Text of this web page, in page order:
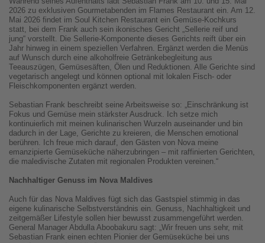
2026 zu exklusiven Gourmetabenden im Flames Restaurant ein. Am 12.
Mai 2026 findet im Soul Kitchen Restaurant ein Gemüse-Kochkurs
statt, bei dem Frank auch sein ikonisches Gericht „Sellerie reif und
jung“ vorstellt. Die Sellerie-Komponente dieses Gerichts reift über ein
Jahr hinweg in einem speziellen Verfahren. Ergänzt werden die Menüs
auf Wunsch durch eine alkoholfreie Getränkebegleitung aus
Teeauszügen, Gemüsesäften, Ölen und Reduktionen. Alle Gerichte sind
vegetarisch angelegt und können optional mit lokalen Fisch- oder
Fleischkomponenten ergänzt werden.
Sebastian Frank beschreibt seine Arbeitsweise so: „Einschränkung ist
Fokus und Gemüse mein stärkster Ausdruck. Ich setze mich
kontinuierlich mit meinen kulinarischen Wurzeln auseinander und bin
dadurch in der Lage, Gerichte zu kreieren, die Menschen emotional
berühren. Ich freue mich darauf, den Gästen von Nova meine
emanzipierte Gemüseküche näherzubringen – mit raffinierten Gerichten,
die maledivische Zutaten mit regionalen Produkten vereinen.“
Nachhaltiger Genuss im Nova Maldives
Auch für das Nova Maldives fügt sich das Gastspiel stimmig in das
eigene kulinarische Selbstverständnis ein. Genuss, Nachhaltigkeit und
zeitgemäßer Lifestyle sollen hier bewusst zusammengeführt werden.
General Manager Abdulla Aboobakuru sagt: „Wir freuen uns sehr, mit
Sebastian Frank einen echten Pionier der Gemüseküche bei uns